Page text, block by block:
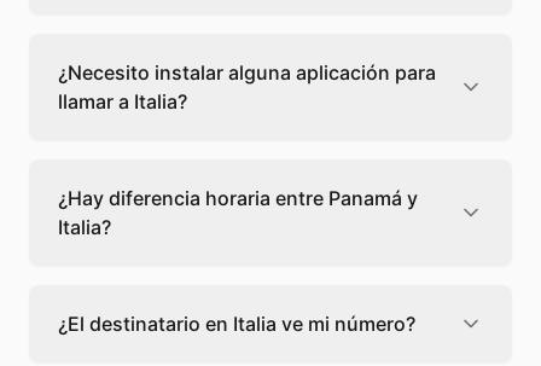
cuesta 0,04 €/min con Teléfono Global. Pagas
solo los minutos que hablas, sin cuotas ni
permanencia.
¿Necesito instalar alguna aplicación para
llamar a Italia?
desde tu navegador web. Solo necesitas una
conexión a internet y podrás llamar
directamente a Italia.
¿Hay diferencia horaria entre Panamá y
Italia?
escoge el mejor momento
llamar a a Italia.
¿El destinatario en Italia ve mi número?